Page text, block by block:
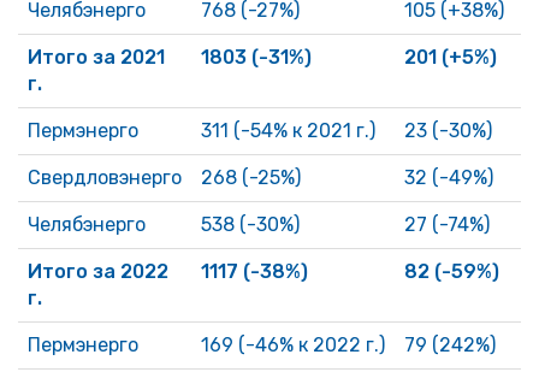
Челябэнерго 768 (-27%) 105 (+38%)
Итого за 2021
г.
1803 (-31%) 201 (+5%)
Пермэнерго 311 (-54% к 2021 г.) 23 (-30%)
Свердловэнерго 268 (-25%) 32 (-49%)
Челябэнерго 538 (-30%) 27 (-74%)
Итого за 2022
г.
1117 (-38%) 82 (-59%)
Пермэнерго 169 (-46% к 2022 г.) 79 (242%)